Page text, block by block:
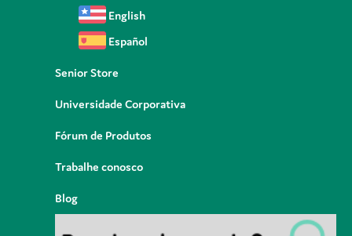
English
Español
Senior Store
Universidade Corporativa
Fórum de Produtos
Trabalhe conosco
Blog